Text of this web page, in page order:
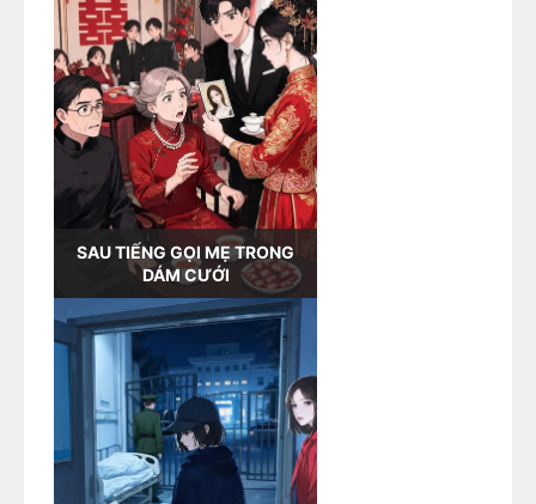
SAU TIẾNG GỌI MẸ TRONG
DÁM CƯỚI